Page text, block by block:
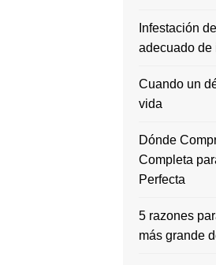
Infestación
adecuado de
Cuando un
vida
Dónde
Completa
Perfecta
5 razones
más grande